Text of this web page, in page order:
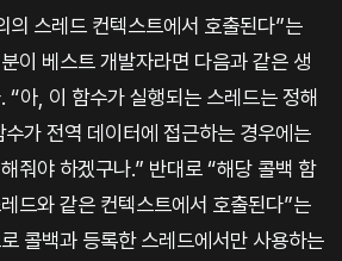
의 스레드 컨텍스트에서 호출된다”는
이 베스트 개발자라면 다음과 같은 생
“아, 이 함수가 실행되는 스레드는 정해
가 전역 데이터에 접근하는 경우에는
줘야 하겠구나.” 반대로 “해당 콜백 함
드와 같은 컨텍스트에서 호출된다”는
콜백과 등록한 스레드에서만 사용하는